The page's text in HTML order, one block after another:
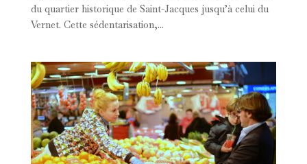
du quartier historique de Saint-Jacques jusqu’à celui du
Vernet. Cette sédentarisation,...